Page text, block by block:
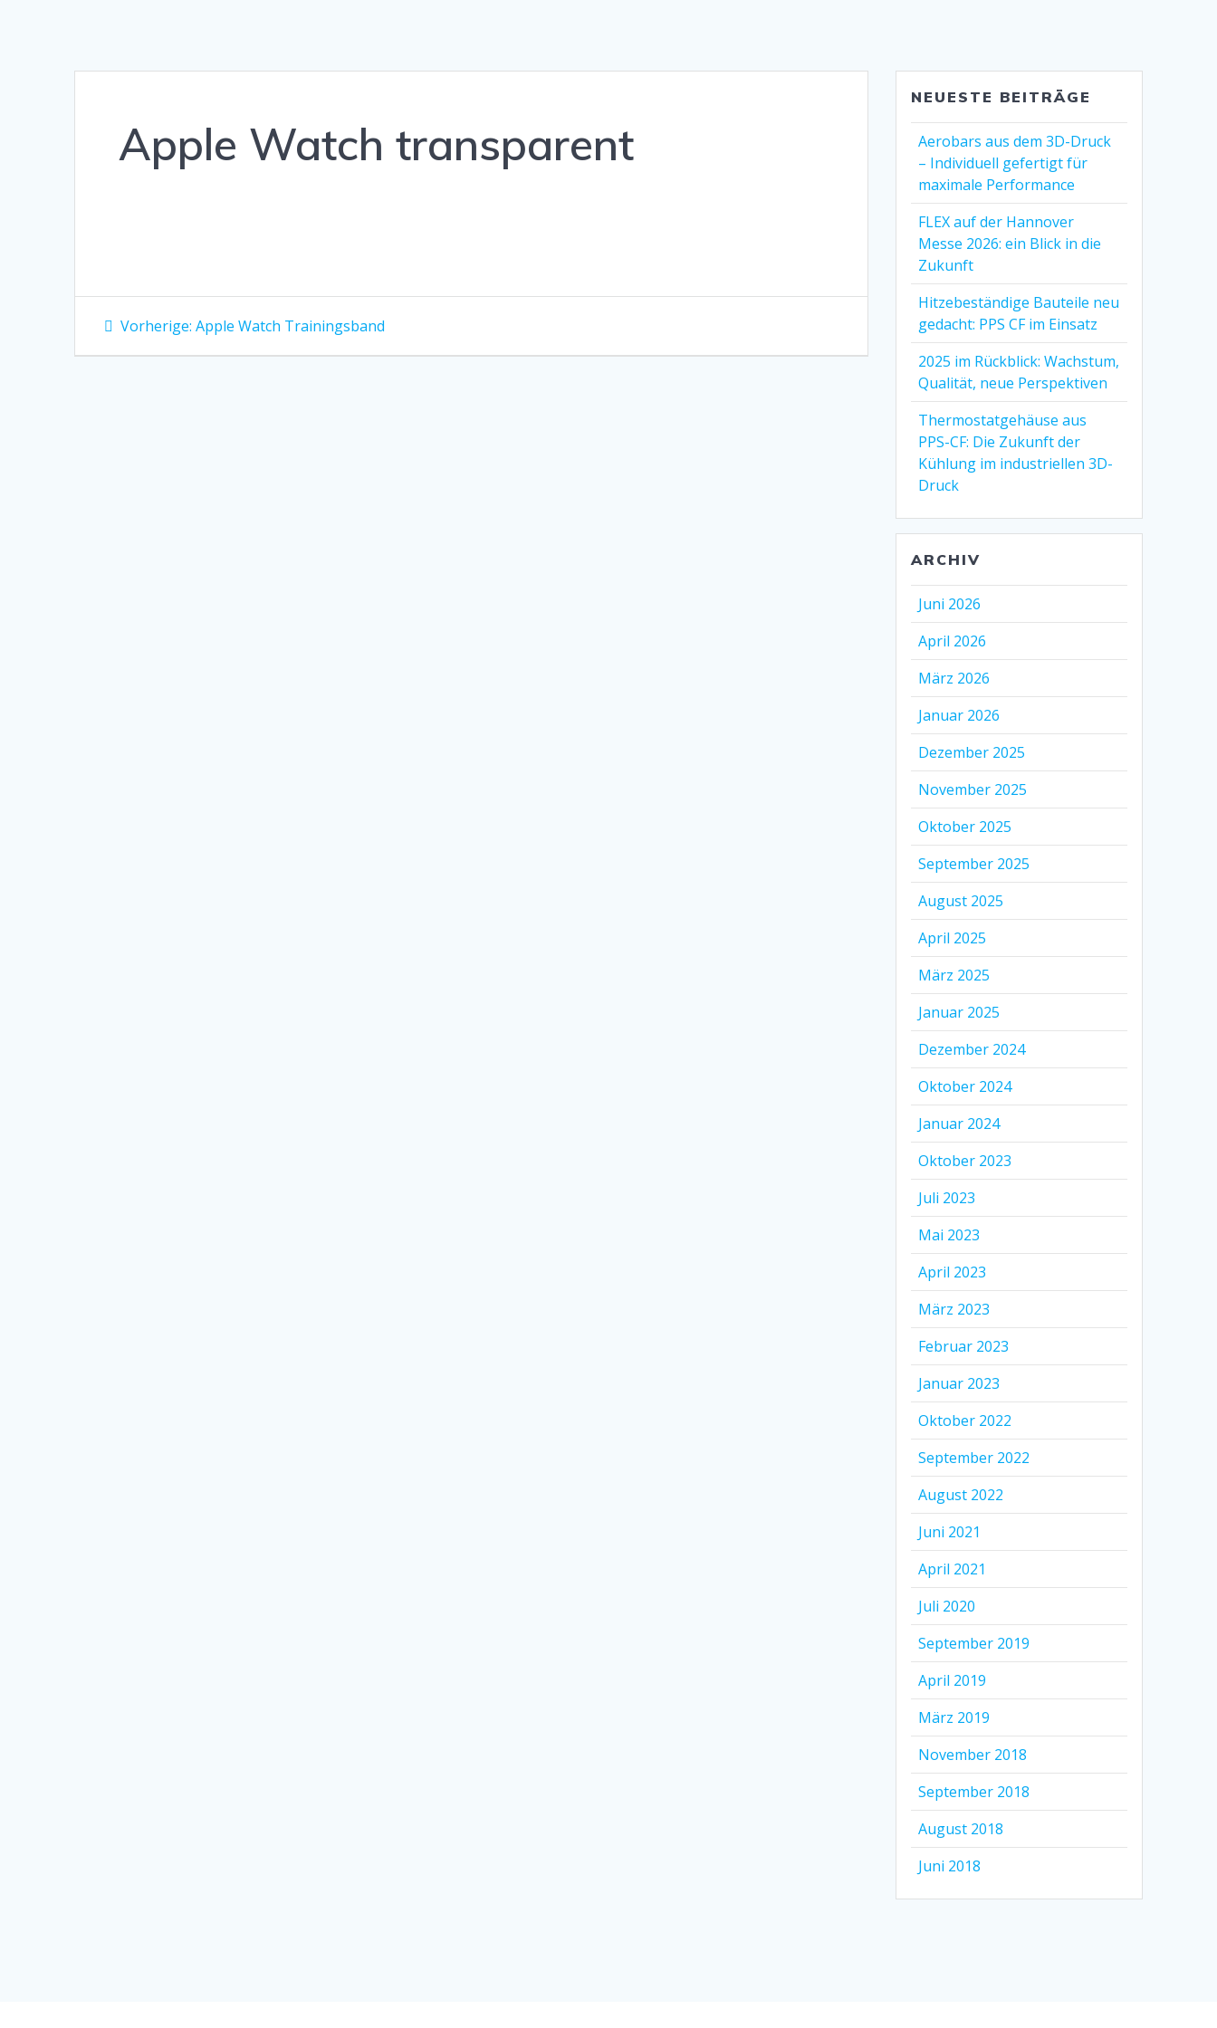
Apple Watch transparent
Beitragsnavigation
Vorherige: Vorheriger
Apple Watch Trainingsband
NEUESTE BEITRÄGE
Aerobars aus dem 3D-Druck
– Individuell gefertigt für
maximale Performance
FLEX auf der Hannover
Messe 2026: ein Blick in die
Zukunft
Hitzebeständige Bauteile neu
gedacht: PPS CF im Einsatz
2025 im Rückblick: Wachstum,
Qualität, neue Perspektiven
Thermostatgehäuse aus
PPS-CF: Die Zukunft der
Kühlung im industriellen 3D-
Druck
ARCHIV
Juni 2026
April 2026
März 2026
Januar 2026
Dezember 2025
November 2025
Oktober 2025
September 2025
August 2025
April 2025
März 2025
Januar 2025
Dezember 2024
Oktober 2024
Januar 2024
Oktober 2023
Juli 2023
Mai 2023
April 2023
März 2023
Februar 2023
Januar 2023
Oktober 2022
September 2022
August 2022
Juni 2021
April 2021
Juli 2020
September 2019
April 2019
März 2019
November 2018
September 2018
August 2018
Juni 2018